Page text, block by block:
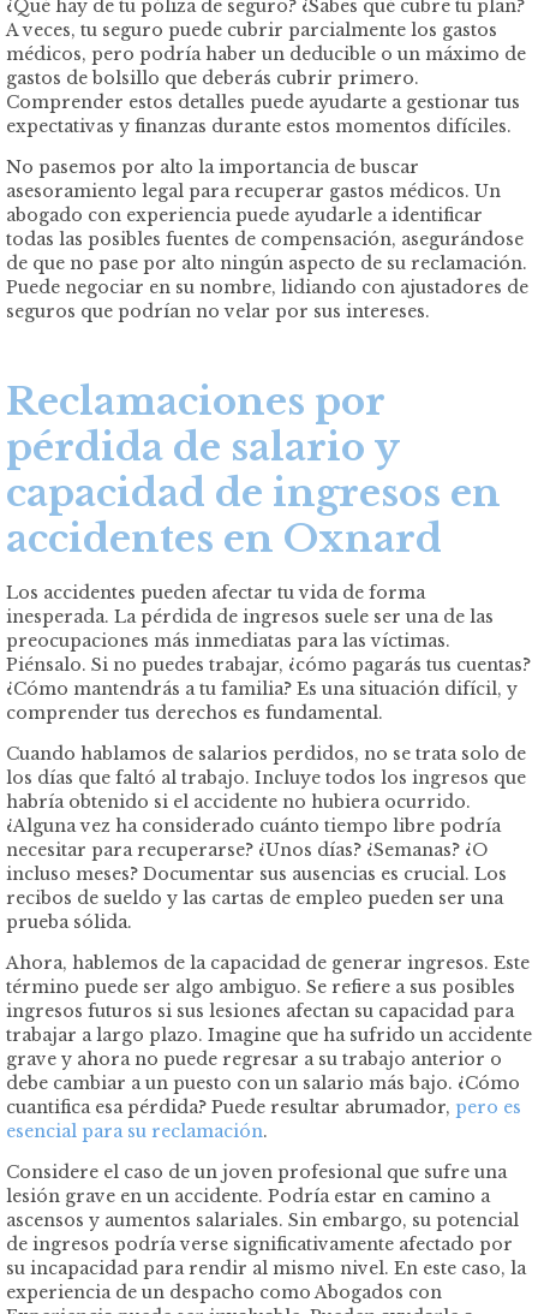
¿Qué hay de tu póliza de seguro? ¿Sabes qué cubre tu plan?
A veces, tu seguro puede cubrir parcialmente los gastos
médicos, pero podría haber un deducible o un máximo de
gastos de bolsillo que deberás cubrir primero.
Comprender estos detalles puede ayudarte a gestionar tus
expectativas y finanzas durante estos momentos difíciles.
No pasemos por alto la importancia de buscar
asesoramiento legal para recuperar gastos médicos. Un
abogado con experiencia puede ayudarle a identificar
todas las posibles fuentes de compensación, asegurándose
de que no pase por alto ningún aspecto de su reclamación.
Puede negociar en su nombre, lidiando con ajustadores de
seguros que podrían no velar por sus intereses.
Reclamaciones por
pérdida de salario y
capacidad de ingresos en
accidentes en Oxnard
Los accidentes pueden afectar tu vida de forma
inesperada. La pérdida de ingresos suele ser una de las
preocupaciones más inmediatas para las víctimas.
Piénsalo. Si no puedes trabajar, ¿cómo pagarás tus cuentas?
¿Cómo mantendrás a tu familia? Es una situación difícil, y
comprender tus derechos es fundamental.
Cuando hablamos de salarios perdidos, no se trata solo de
los días que faltó al trabajo. Incluye todos los ingresos que
habría obtenido si el accidente no hubiera ocurrido.
¿Alguna vez ha considerado cuánto tiempo libre podría
necesitar para recuperarse? ¿Unos días? ¿Semanas? ¿O
incluso meses? Documentar sus ausencias es crucial. Los
recibos de sueldo y las cartas de empleo pueden ser una
prueba sólida.
Ahora, hablemos de la capacidad de generar ingresos. Este
término puede ser algo ambiguo. Se refiere a sus posibles
ingresos futuros si sus lesiones afectan su capacidad para
trabajar a largo plazo. Imagine que ha sufrido un accidente
grave y ahora no puede regresar a su trabajo anterior o
debe cambiar a un puesto con un salario más bajo. ¿Cómo
cuantifica esa pérdida? Puede resultar abrumador, pero es
esencial para su reclamación.
Considere el caso de un joven profesional que sufre una
lesión grave en un accidente. Podría estar en camino a
ascensos y aumentos salariales. Sin embargo, su potencial
de ingresos podría verse significativamente afectado por
su incapacidad para rendir al mismo nivel. En este caso, la
experiencia de un despacho como Abogados con